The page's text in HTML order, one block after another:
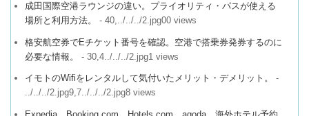
成田国際空港ラウンジの違い。プライオリティ・パスが使える
場所と利用方法。
- 40,../../../2.jpg00 views
格安航空券でEチケット番号を確認。空港で搭乗券発券するのに
必要な情報。
- 30,4../../../2.jpg1 views
イモトのWifiをレンタルして気付いたメリット・デメリット。
-
../../../2.jpg9,7../../../2.jpg8 views